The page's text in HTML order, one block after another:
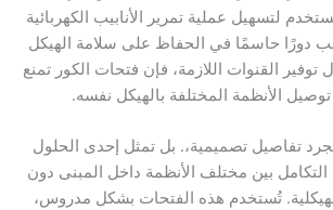
عملية تمرير الأنابيب الكهربائية
حاسمًا في الحفاظ على سلامة الهيكل
اللازمة، فإن فتحات الكور تمنع
المختلفة بالهيكل نفسه.
تصميمية،. بل تمثل إحدى الحلول
بين مختلف الأنظمة داخل المبنى دون
تُستخدم هذه الفتحات بشكل مدروس،